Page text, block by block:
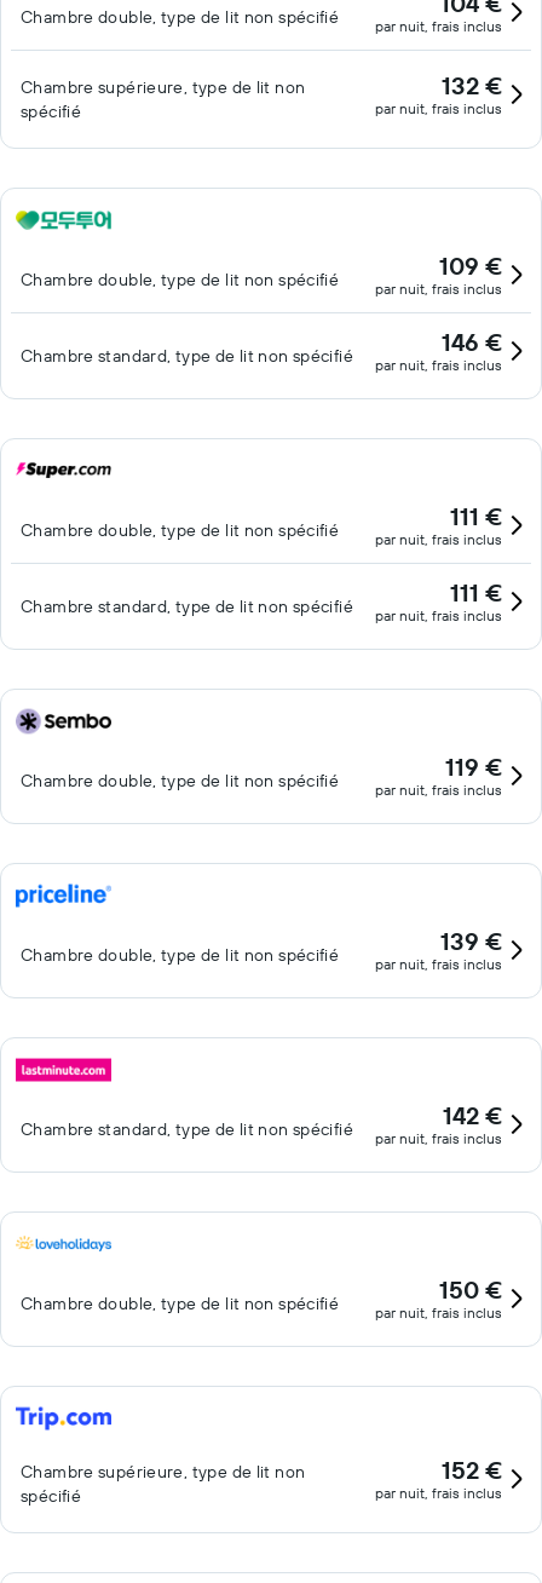
Chambre double, type de lit non spécifié par nuit, frais inclus
Chambre supérieure, type de lit non
spécifié
132 €
par nuit, frais inclus
Chambre double, type de lit non spécifié 109 €
par nuit, frais inclus
Chambre standard, type de lit non spécifié 146 €
par nuit, frais inclus
Chambre double, type de lit non spécifié 111 €
par nuit, frais inclus
Chambre standard, type de lit non spécifié 111 €
par nuit, frais inclus
Chambre double, type de lit non spécifié 119 €
par nuit, frais inclus
Chambre double, type de lit non spécifié 139 €
par nuit, frais inclus
Chambre standard, type de lit non spécifié 142 €
par nuit, frais inclus
Chambre double, type de lit non spécifié 150 €
par nuit, frais inclus
Chambre supérieure, type de lit non
spécifié
152 €
par nuit, frais inclus